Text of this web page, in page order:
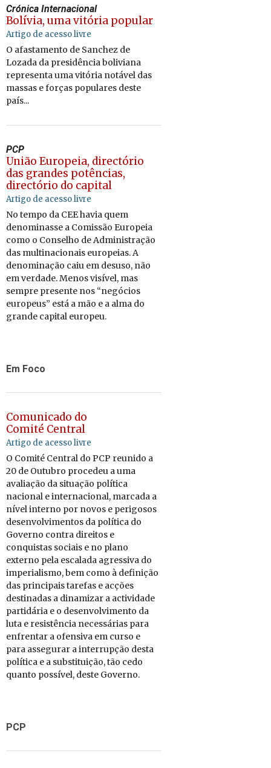
Crónica Internacional
Bolívia, uma vitória popular
Artigo de acesso livre
O afastamento de Sanchez de
Lozada da presidência boliviana
representa uma vitória notável das
massas e forças populares deste
país...
PCP
União Europeia, directório
das grandes potências,
directório do capital
Artigo de acesso livre
No tempo da CEE havia quem
denominasse a Comissão Europeia
como o Conselho de Administração
das multinacionais europeias. A
denominação caiu em desuso, não
em verdade. Menos visível, mas
sempre presente nos “negócios
europeus” está a mão e a alma do
grande capital europeu.
Em Foco
Comunicado do
Comité Central
Artigo de acesso livre
O Comité Central do PCP reunido a
20 de Outubro procedeu a uma
avaliação da situação política
nacional e internacional, marcada a
nível interno por novos e perigosos
desenvolvimentos da política do
Governo contra direitos e
conquistas sociais e no plano
externo pela escalada agressiva do
imperialismo, bem como à definição
das principais tarefas e acções
destinadas a dinamizar a actividade
partidária e o desenvolvimento da
luta e resistência necessárias para
enfrentar a ofensiva em curso e
para assegurar a interrupção desta
política e a substituição, tão cedo
quanto possível, deste Governo.
PCP